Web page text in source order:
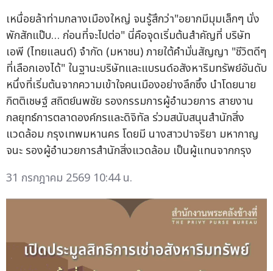
เหนื่อยล้าท่ามกลางเมืองใหญ่ จนรู้สึกว่า"อยากมีมุมเล็กๆ นั่ง
พักสักแป๊บ… ก่อนที่จะไปต่อ" นี่คือจุดเริ่มต้นสำคัญที่ บริษัท
เอพี (ไทยแลนด์) จำกัด (มหาชน) ภายใต้คำมั่นสัญญา "ชีวิตดีๆ
ที่เลือกเองได้" ในฐานะบริษัทและแบรนด์อสังหาริมทรัพย์อันดับ
หนึ่งที่เริ่มต้นจากความเข้าใจคนเมืองอย่างลึกซึ้ง นำโดยนาย
กิตติเชษฐ์ สถิตย์นพชัย รองกรรมการผู้อำนวยการ สายงาน
กลยุทธ์การตลาดองค์กรและดิจิทัล ร่วมสนับสนุนสำนักสิ่ง
แวดล้อม กรุงเทพมหานคร โดยมี นางสาวปาจริยา มหากาญ
จนะ รองผู้อำนวยการสำนักสิ่งแวดล้อม เป็นผู้แทนจากกรุง
31 กรกฎาคม 2569 10:44 น.